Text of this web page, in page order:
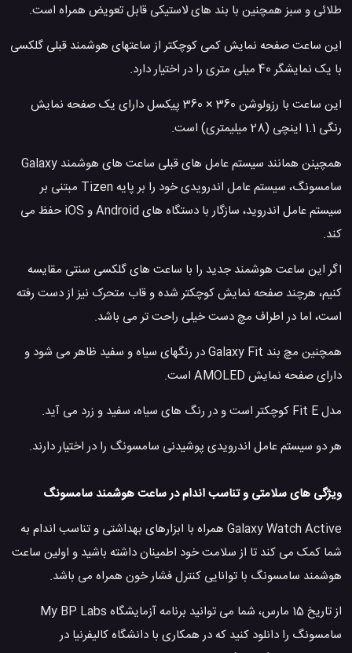
طلائی و سبز همچنین با بند های لاستیکی قابل تعویض همراه است.
این ساعت صفحه نمایش کمی کوچکتر از ساعتهای هوشمند قبلی گلکسی
با یک نمایشگر 40 میلی متری را در اختیار دارد.
این ساعت با رزولوشن 360 × 360 پیکسل دارای یک صفحه نمایش
رنگی 1.1 اینچی (28 میلیمتری) است.
همچینن همانند سیستم عامل های قبلی ساعت های هوشمند Galaxy
سامسونگ، سیستم عامل اندرویدی خود را بر پایه Tizen مبتنی بر
سیستم عامل اندروید، سازگار با دستگاه های Android و iOS حفظ می
کند.
اگر این ساعت هوشمند جدید را با ساعت های گلکسی سنتی مقایسه
کنیم، هرچند صفحه نمایش کوچکتر شده و قاب متحرک نیز از دست رفته
است، اما در اطراف مچ دست خیلی راحت تر می باشد.
همچنین مچ بند Galaxy Fit در رنگهای سیاه و سفید ظاهر می شود و
دارای صفحه نمایش AMOLED است.
مدل Fit E کوچکتر است و در رنگ های سیاه، سفید و زرد می آید.
هر دو سیستم عامل اندرویدی پوشیدنی سامسونگ را در اختیار دارند.
ویژگی های سلامتی و تناسب اندام در ساعت هوشمند سامسونگ
Galaxy Watch Active همراه با ابزارهای بهداشتی و تناسب اندام به
شما کمک می کند تا از سلامت خود اطمینان داشته باشید و اولین ساعت
هوشمند سامسونگ با توانایی کنترل فشار خون همراه می باشد.
از تاریخ 15 مارس، شما می توانید برنامه آزمایشگاه My BP Labs
سامسونگ را دانلود کنید که در همکاری با دانشگاه کالیفرنیا در